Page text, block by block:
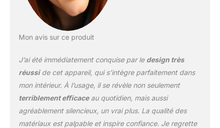
Mon avis sur ce produit
J’ai été immédiatement conquise par le design très
réusside cet appareil, qui s’intègre parfaitement dans
mon intérieur. À l’usage, il se révèle non seulement
terriblement efficaceau quotidien, mais aussi
agréablement silencieux, un vrai plus. La qualité des
matériaux est palpable et inspire confiance. Je regrette